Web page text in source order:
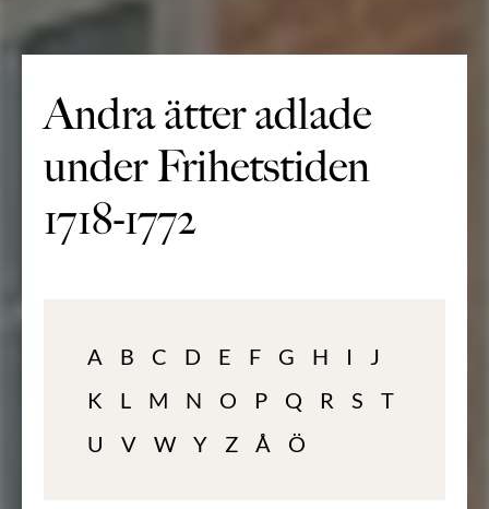
Andra ätter adlade
under Frihetstiden
1718-1772
A B C D E F G H I
J
K
L M N O P Q R S
T
U
V W Y Z Å Ö